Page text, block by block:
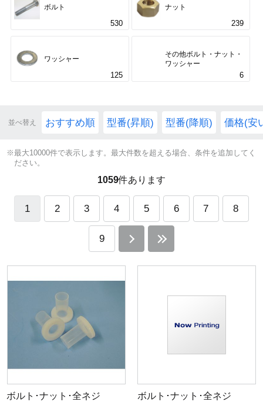
ボルト
530
ナット
239
ワッシャー
125
その他ボルト・ナット・
ワッシャー
6
並べ替え おすすめ順 型番(昇順) 型番(降順) 価格(安
※最大10000件で表示します。最大件数を超える場合、条件を追加してく
ださい。
1059件あります
1 2 3 4 5 6 7 8
9
ボルト･ナット･全ネジ
ボルト･ナット･全ネジ